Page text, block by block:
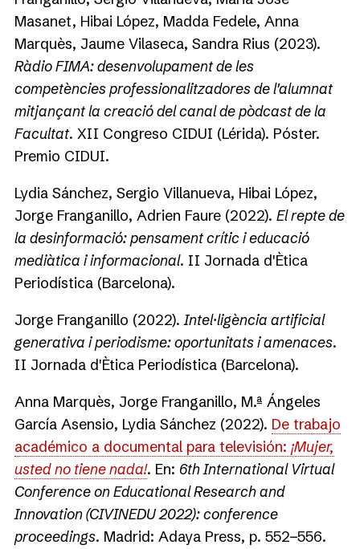
Masanet, Hibai López, Madda Fedele, Anna
Marquès, Jaume Vilaseca, Sandra Rius (2023).
Ràdio FIMA: desenvolupament de les
competències professionalitzadores de l'alumnat
mitjançant la creació del canal de pòdcast de la
Facultat. XII Congreso CIDUI (Lérida). Póster.
Premio CIDUI.
Lydia Sánchez, Sergio Villanueva, Hibai López,
Jorge Franganillo, Adrien Faure (2022). El repte de
la desinformació: pensament crític i educació
mediàtica i informacional. II Jornada d'Ètica
Periodística (Barcelona).
Jorge Franganillo (2022).Intel·ligència artificial
generativa i periodisme: oportunitats i amenaces.
II Jornada d'Ètica Periodística (Barcelona).
Anna Marquès, Jorge Franganillo, M.ª Ángeles
García Asensio, Lydia Sánchez (2022). De trabajo
académico a documental para televisión: ¡Mujer,
usted no tiene nada!. En: 6th International Virtual
Conference on Educational Research and
Innovation (CIVINEDU 2022): conference
proceedings. Madrid: Adaya Press, p. 552−556.